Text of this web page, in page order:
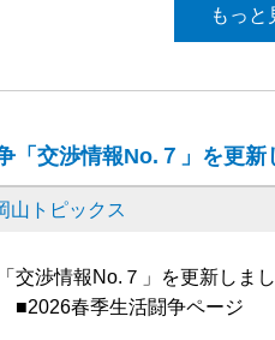
もっと
「交渉情報No.７」を更新
山トピックス
交渉情報No.７」を更新しま
■2026春季生活闘争ページ